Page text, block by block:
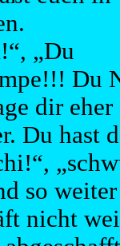
„Du
Du
dir
Du hast
so
nicht